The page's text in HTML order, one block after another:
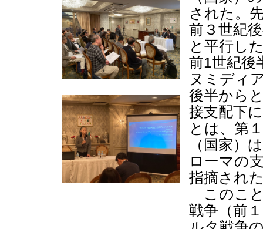
された。
前３世紀
と平行し
前1世紀後
ヌミディ
後半から
接支配下
とは、第
（国家）
ローマの
指摘され
このこと
戦争（前